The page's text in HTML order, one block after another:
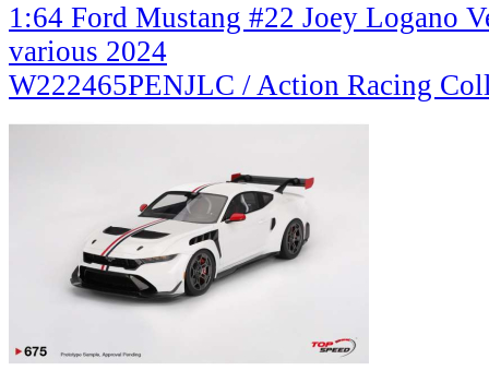
1:64 Ford Mustang #22 Joey Logano
various 2024
W222465PENJLC / Action Racing